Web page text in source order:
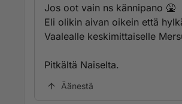
Jos oot vain ns kännipano 🤮
Eli olikin aivan oikein että
Vaalealle keskimittaiselle
Pitkältä Naiselta.
Äänestä